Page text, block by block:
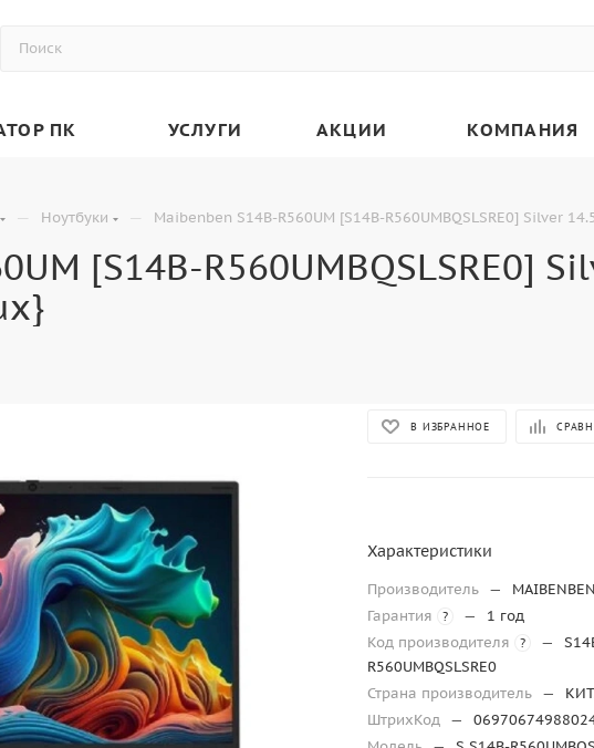
ПК УСЛУГИ АКЦИИ КОМПАНИЯ
— Ноутбуки — Maibenben S14B-R560UM [S14B-R560UMBQSLSRE0] Silver
[S14B-R560UMBQSLSRE0]
В ИЗБРАННОЕ
Характеристики
Производитель —
MAIBENBEN
Гарантия
? —
1 год
Код производителя
? —
R560UMBQSLSRE0
Страна производитель —
ШтрихКод —